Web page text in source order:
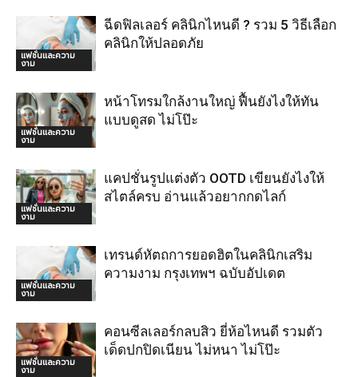
แฟชั่นและความ
งาม
ฉีดฟิลเลอร์ คลินิกไหนดี ? รวม 5 วิธีเลือก
คลินิกให้ปลอดภัย
แฟชั่นและความ
งาม
หน้าโทรมใกล้งานใหญ่ ฟื้นยังไงให้ทัน
แบบดูสด ไม่โป๊ะ
แฟชั่นและความ
งาม
แคปชั่นรูปแต่งตัว OOTD เขียนยังไงให้
สไตล์ครบ อ่านแล้วอยากกดไลก์
แฟชั่นและความ
งาม
เทรนด์หัตถการยอดฮิตในคลินิกเสริม
ความงาม กรุงเทพฯ ฉบับอัปเดต
แฟชั่นและความ
งาม
คอนซีลเลอร์กลบสิว ยี่ห้อไหนดี รวมตัว
เด็ดปกปิดเนียน ไม่หนา ไม่โป๊ะ